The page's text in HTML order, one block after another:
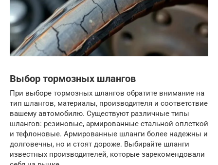
Выбор тормозных шлангов
При выборе тормозных шлангов обратите внимание на
тип шлангов, материалы, производителя и соответствие
вашему автомобилю. Существуют различные типы
шлангов: резиновые, армированные стальной оплеткой
и тефлоновые. Армированные шланги более надежны и
долговечны, но и стоят дороже. Выбирайте шланги
известных производителей, которые зарекомендовали